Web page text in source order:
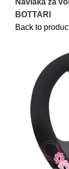
Navlaka za
BOTTARI
Back to